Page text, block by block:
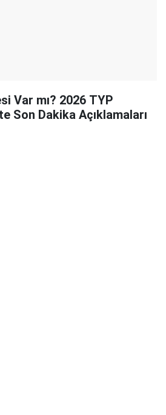
Var mı? 2026 TYP
Son Dakika Açıklamaları